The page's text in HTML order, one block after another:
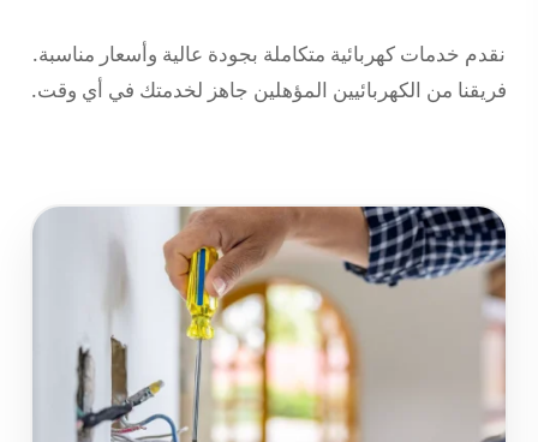
نقدم خدمات كهربائية متكاملة بجودة عالية وأسعار مناسبة.
فريقنا من الكهربائيين المؤهلين جاهز لخدمتك في أي وقت.